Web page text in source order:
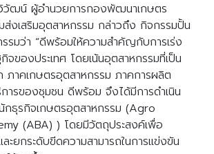
วัฒน์ ผู้อำนวยการกองพัฒนาเกษตร
งเสริมอุตสาหกรรม กล่าวถึง กิจกรรมปั้น
รมว่า “ดีพร้อมให้ความสำคัญกับการเร่ง
ของประเทศ โดยเน้นอุตสาหกรรมที่เป็น
ภาคเกษตรอุตสาหกรรม ภาคการผลิต
ารของชุมชน ดีพร้อม จึงได้มีการดำเนิน
กธุรกิจเกษตรอุตสาหกรรม (Agro
(ABA) ) โดยมีวัตถุประสงค์เพื่อ
ยกระดับขีดความสามารถในการแข่งขัน